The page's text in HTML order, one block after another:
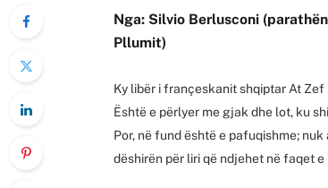
Nga: Silvio Berlusconi
Pllumit)
Ky libër i françeskanit shqiptar At
Është e përlyer me gjak dhe lot, ku
Por, në fund është e pafuqishme;
dëshirën për liri që ndjehet në faqet